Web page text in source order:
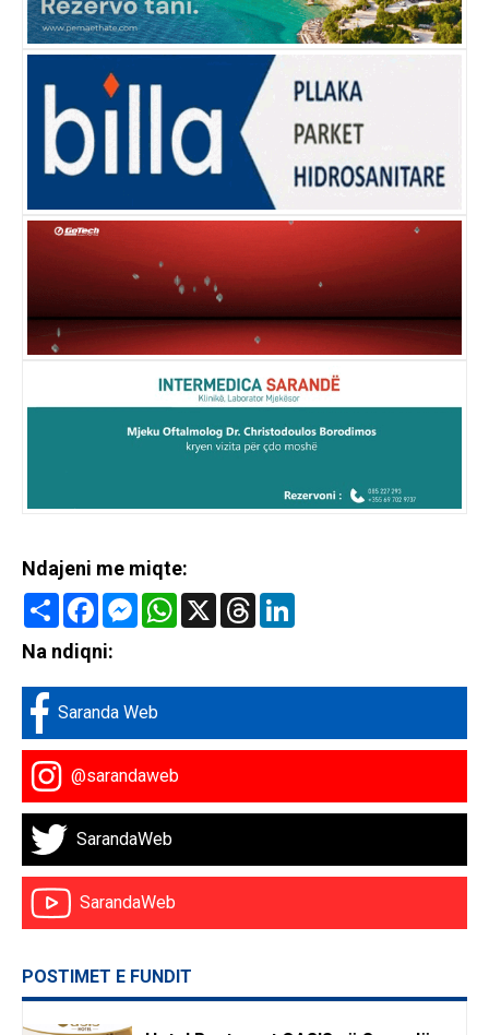
Ndajeni me miqte:
Share FacebookMessenger
WhatsApp
X Threads
Na ndiqni:
Saranda Web
@sarandaweb
SarandaWeb
SarandaWeb
POSTIMET E FUNDIT